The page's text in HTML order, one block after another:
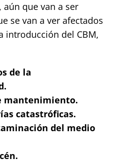
aún que van a ser
se van a ver afectados
introducción del CBM,
de la
mantenimiento.
catastróficas.
del medio